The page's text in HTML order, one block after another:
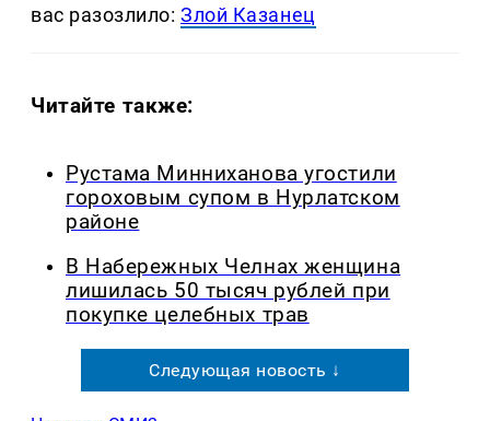
вас разозлило:Злой Казанец
Читайте также:
Рустама Минниханова угостили
гороховым супом в Нурлатском
районе
В Набережных Челнах женщина
лишилась 50 тысяч рублей при
покупке целебных трав
Следующая новость ↓